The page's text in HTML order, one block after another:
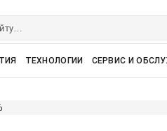
ТЕХНОЛОГИИ СЕРВИС И